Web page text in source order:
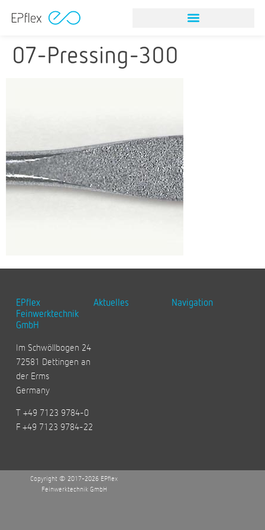
07-Pressing-300
EPflex
Feinwerktechnik
GmbH
Im Schwöllbogen 24
72581 Dettingen an
der Erms
Germany
T +49 7123 9784-0
F +49 7123 9784-22
Aktuelles Navigation
Copyright © 2017-2026 EPflex
Feinwerktechnik GmbH